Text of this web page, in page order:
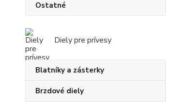
Ostatné
Diely pre prívesy
Blatníky a zásterky
Brzdové diely